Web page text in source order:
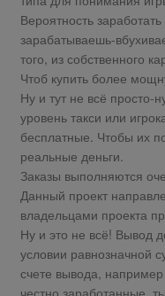
Вероятность
зарабатываешь-
того, из собственного
Чтоб купить более
Ну и тут не всё просто-
уровень такси или
бесплатные. Чтобы их
реальные деньги.
Заказы выполняются
Данный проект
владельцами проекта
Ну и это не всё! Вывод
условии равнозначной
счете вывода,
честно заработанные,